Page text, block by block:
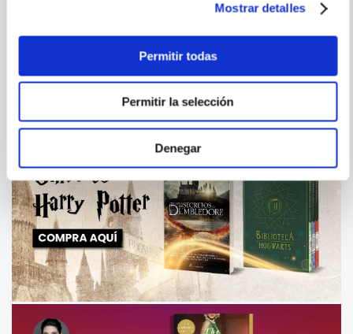
Mostrar detalles
Permitir todas
Permitir la selección
Denegar
(AZUL)